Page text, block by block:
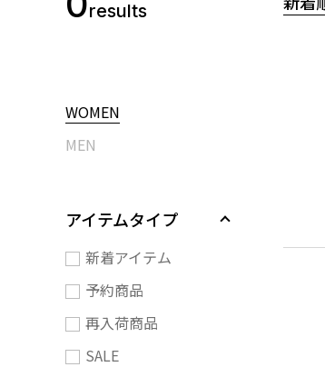
results
WOMEN
MEN
アイテムタイプ
新着アイテム
予約商品
再入荷商品
SALE